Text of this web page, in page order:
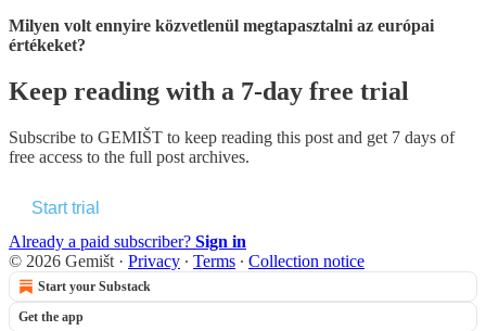
Milyen volt ennyire közvetlenül megtapasztalni az európai
értékeket?
Keep reading with a 7-day free trial
Subscribe to GEMIŠT to keep reading this post and get 7 days of
free access to the full post archives.
Start trial
Already a paid subscriber? Sign in
© 2026 Gemišt · Privacy ∙ Terms ∙ Collection notice
Start your Substack
Get the app